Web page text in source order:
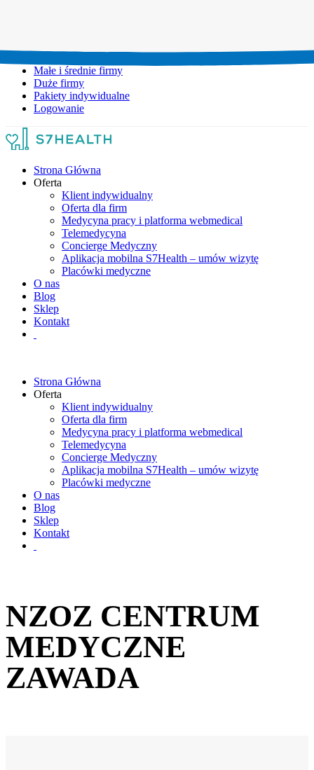
Małe i średnie firmy
Duże firmy
Pakiety indywidualne
Logowanie
Strona Główna
Oferta
Klient indywidualny
Oferta dla firm
Medycyna pracy i platforma webmedical
Telemedycyna
Concierge Medyczny
Aplikacja mobilna S7Health – umów wizytę
Placówki medyczne
O nas
Blog
Sklep
Kontakt
Strona Główna
Oferta
Klient indywidualny
Oferta dla firm
Medycyna pracy i platforma webmedical
Telemedycyna
Concierge Medyczny
Aplikacja mobilna S7Health – umów wizytę
Placówki medyczne
O nas
Blog
Sklep
Kontakt
NZOZ CENTRUM
MEDYCZNE
ZAWADA